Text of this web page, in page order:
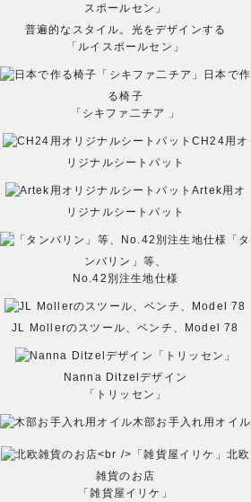
普遍的なスタイル。光をデザインする
「ルイスポールセン」
日本で作
る椅子
「シキファ二チア 」
CH24用オ
リジナルシートパット
Artek用オ
リジナルシートパット
「タ
ンバリン」等、
No.42別注生地仕様
JL Mollerのスツール、ベンチ、Model 78
Nanna Ditzelデザイン
「トリッセン」
木部お手入れ用オイル
北欧
雑貨のお店
「雑貨屋イリケ」